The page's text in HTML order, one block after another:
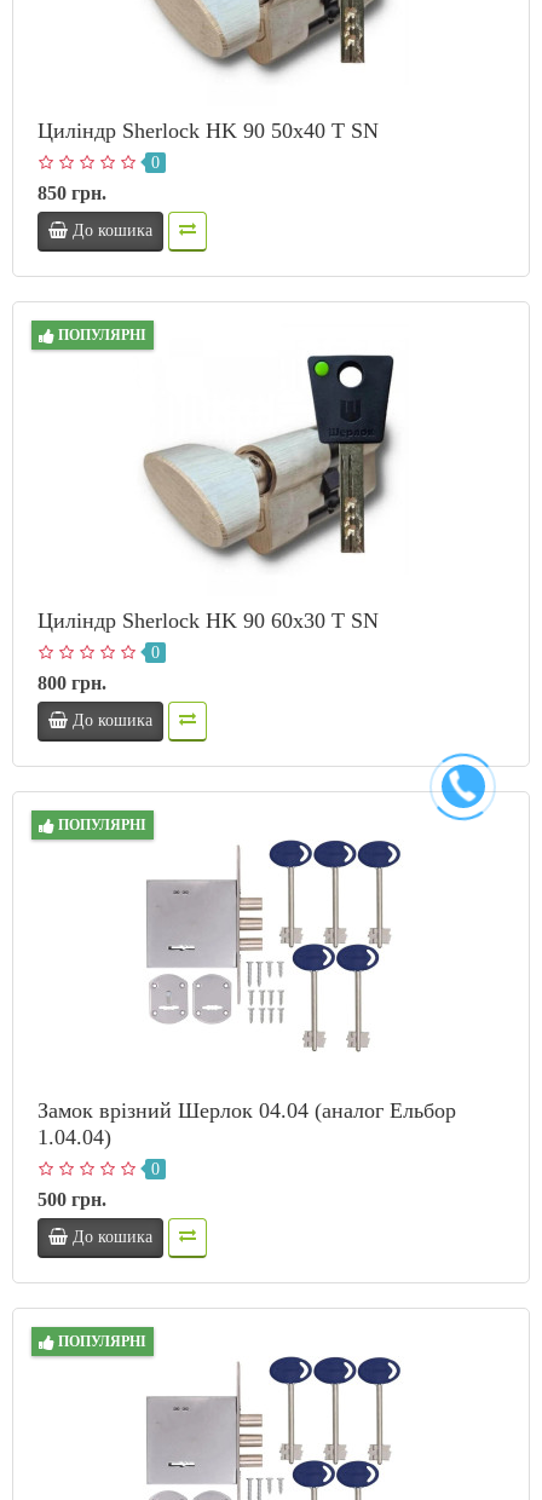
Циліндр Sherlock HK 90 50х40 T SN
0
850 грн.
До кошика
ПОПУЛЯРНІ
Циліндр Sherlock HK 90 60х30 T SN
0
800 грн.
До кошика
ПОПУЛЯРНІ
Замок врізний Шерлок 04.04 (аналог Ельбор
1.04.04)
0
500 грн.
До кошика
ПОПУЛЯРНІ